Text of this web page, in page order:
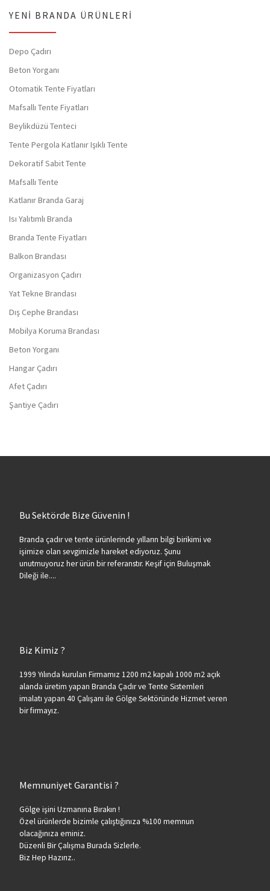
YENI BRANDA ÜRÜNLERI
Depo Çadırı
Beton Yorganı
Otomatik Tente Fiyatları
Mafsallı Tente Fiyatları
Beylikdüzü Tenteci
Tente Pergola Katlanır Işıklı Tente
Dekoratif Sabit Tente
Mafsallı Tente
Katlanır Branda Garaj
Isı Yalıtımlı Branda
Branda Tente Fiyatları
Balkon Brandası
Organizasyon Çadırı
Yat Tekne Brandası
Dış Cephe Brandası
Mobilya Koruma Brandası
Beton Yorganı
Hangar Çadırı
Afet Çadırı
Şantiye Çadırı
Bu Sektörde Bize Güvenin !
Branda çadır ve tente ürünlerinde yılların bilgi birikimi ve
işimize olan sevgimizle hareket ediyoruz. Şunu
unutmuyoruz her ürün bir referanstır. Keşif için Buluşmak
Dileği ile....
Biz Kimiz ?
1999 Yılında kurulan Firmamız 1200 m2 kapalı 1000 m2 açık
alanda üretim yapan Branda Çadır ve Tente Sistemleri
imalatı yapan 40 Çalışanı ile Gölge Sektöründe Hizmet veren
bir firmayız.
Memnuniyet Garantisi ?
Gölge işini Uzmanına Bırakın !
Özel ürünlerde bizimle çalıştığınıza %100 memnun
olacağınıza eminiz.
Düzenli Bir Çalışma Burada Sizlerle.
Biz Hep Hazırız..